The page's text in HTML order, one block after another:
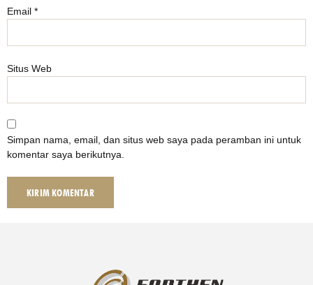
Email *
Situs Web
Simpan nama, email, dan situs web saya pada peramban ini untuk
komentar saya berikutnya.